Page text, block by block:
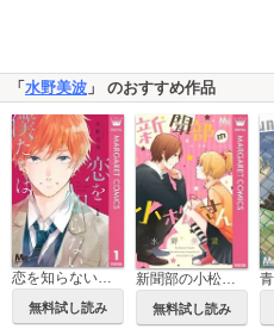
「 水野美波 」 のおすすめ作品
無料試し読み 無料試し読み